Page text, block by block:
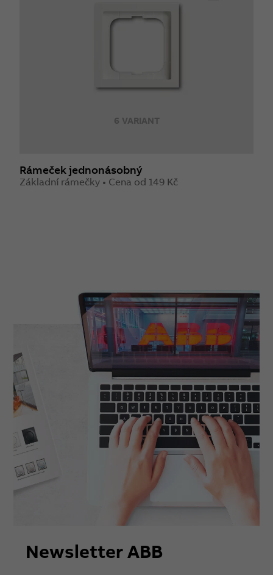
6 VARIANT
Rámeček jednonásobný
Základní rámečky • Cena od 149 Kč
Newsletter ABB